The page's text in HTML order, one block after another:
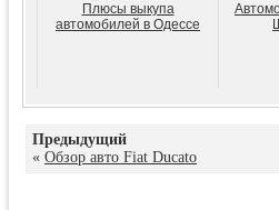
Плюсы выкупа
автомобилей в Одессе
Предыдущий
« Обзор авто Fiat Ducato